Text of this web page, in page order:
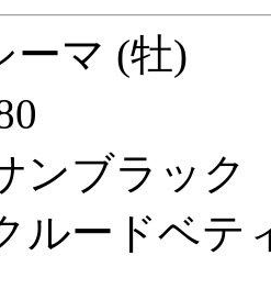
ーマ (牡)
ンブラック
ルードベテ